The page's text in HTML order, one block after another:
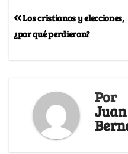
Los cristianos y elecciones,
¿por qué perdieron?
Por